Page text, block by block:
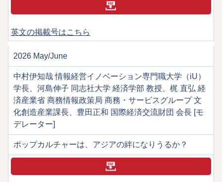
英文の掲載号はこちら
2026 May/June
中村伊知哉 情報経営イノベーション専門職大学（iU）
学長、河島伸子 同志社大学 経済学部 教授、梶 直弘 経
済産業省 商務情報政策局 商務・サービスグループ 文
化創造産業課長、豊田正和 国際経済交流財団 会長 [モ
デレーター]
ポップカルチャーは、アジアの絆になりうるか？